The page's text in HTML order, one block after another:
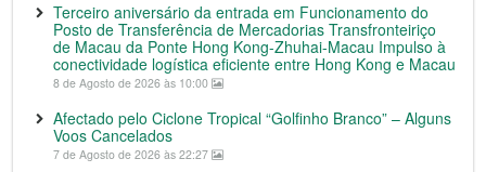
Terceiro aniversário da entrada em Funcionamento do
Posto de Transferência de Mercadorias Transfronteiriço
de Macau da Ponte Hong Kong-Zhuhai-Macau Impulso à
conectividade logística eficiente entre Hong Kong e Macau
8 de Agosto de 2026 às 10:00
Afectado pelo Ciclone Tropical “Golfinho Branco” – Alguns
Voos Cancelados
7 de Agosto de 2026 às 22:27